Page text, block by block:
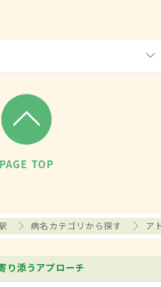
PAGE TOP
病名カテゴリから探す ア
り添うアプローチ